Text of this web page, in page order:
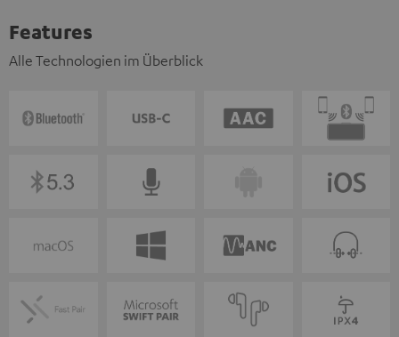
Features
Alle Technologien im Überblick